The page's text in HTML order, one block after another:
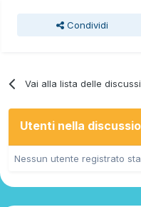
Condividi
Vai alla lista delle
Utenti nella
Nessun utente registrato